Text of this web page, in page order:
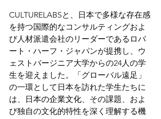
CULTURELABSと、日本で多様な存在感
を持つ国際的なコンサルティングおよ
び人材派遣会社のリーダーであるロバ
ート・ハーフ・ジャパンが提携し、ウ
ェストバージニア大学からの24人の学
生を迎えました。「グローバル遠足」
の一環として日本を訪れた学生たちに
は、日本の企業文化、その課題、およ
び独自の文化的特性を深く理解する機